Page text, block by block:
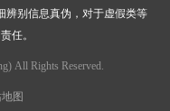
辨别信息真伪，对于虚假类等
任。
All Rights Reserved.
图